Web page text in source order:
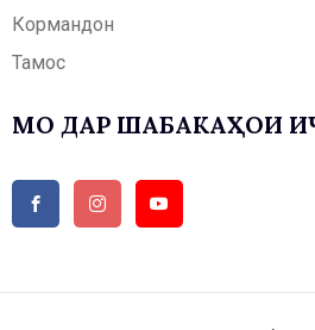
Кормандон
Тамос
МО ДАР ШАБАКАҲОИ